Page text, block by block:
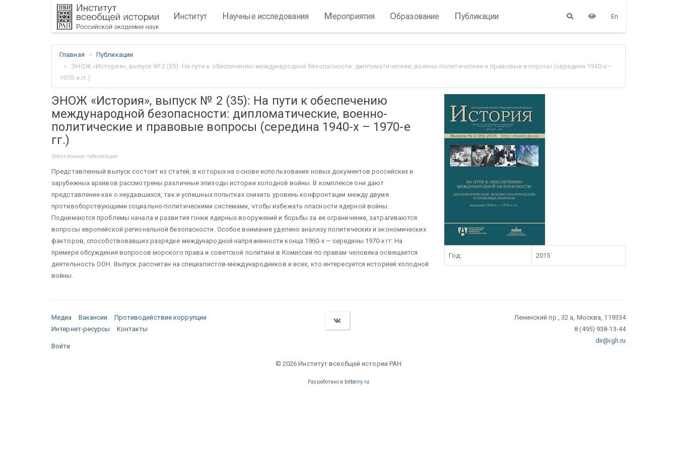
Институт Научные исследования Мероприятия Образование Публикации En
Главная
Публикации
ЭНОЖ «История», выпуск № 2 (35): На пути к обеспечению международной безопасности: дипломатические, военно-политические и правовые вопросы (середина 1940-х –
1970-е гг.)
ЭНОЖ «История», выпуск № 2 (35): На пути к обеспечению
международной безопасности: дипломатические, военно-
политические и правовые вопросы (середина 1940-х – 1970-е
гг.)
Электронные публикации
Представленный выпуск состоит из статей, в которых на основе использования новых документов российских и
зарубежных архивов рассмотрены различные эпизоды истории холодной войны. В комплексе они дают
представление как о неудавшихся, так и успешных попытках снизить уровень конфронтации между двумя
противоборствующими социально-политическими системами, чтобы избежать опасности ядерной войны.
Поднимаются проблемы начала и развития гонки ядерных вооружений и борьбы за ее ограничение, затрагиваются
вопросы европейской региональной безопасности. Особое внимание уделено анализу политических и экономических
факторов, способствовавших разрядке международной напряженности конца 1960-х — середины 1970-х гг. На
примере обсуждения вопросов морского права и советской политики в Комиссии по правам человека освещается
деятельность ООН. Выпуск рассчитан на специалистов-международников и всех, кто интересуется историей холодной
войны.
Год: 2015
Медиа Вакансии
Противодействие коррупции
Интернет-ресурсы
Контакты
Войти
Ленинский пр., 32 а, Москва, 119334
8 (495) 938-13-44
dir@igh.ru
© 2026 Институт всеобщей истории РАН
Разработано в bitberry.ru